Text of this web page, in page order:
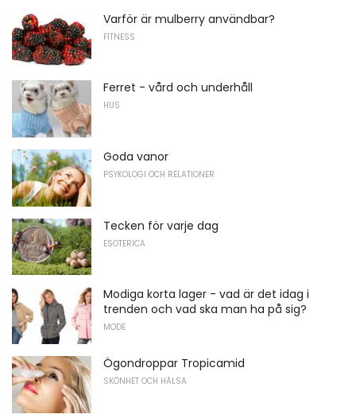
Varför är mulberry användbar?
FITNESS
Ferret - vård och underhåll
HUS
Goda vanor
PSYKOLOGI OCH RELATIONER
Tecken för varje dag
ESOTERICA
Modiga korta lager - vad är det idag i
trenden och vad ska man ha på sig?
MODE
Ögondroppar Tropicamid
SKÖNHET OCH HÄLSA